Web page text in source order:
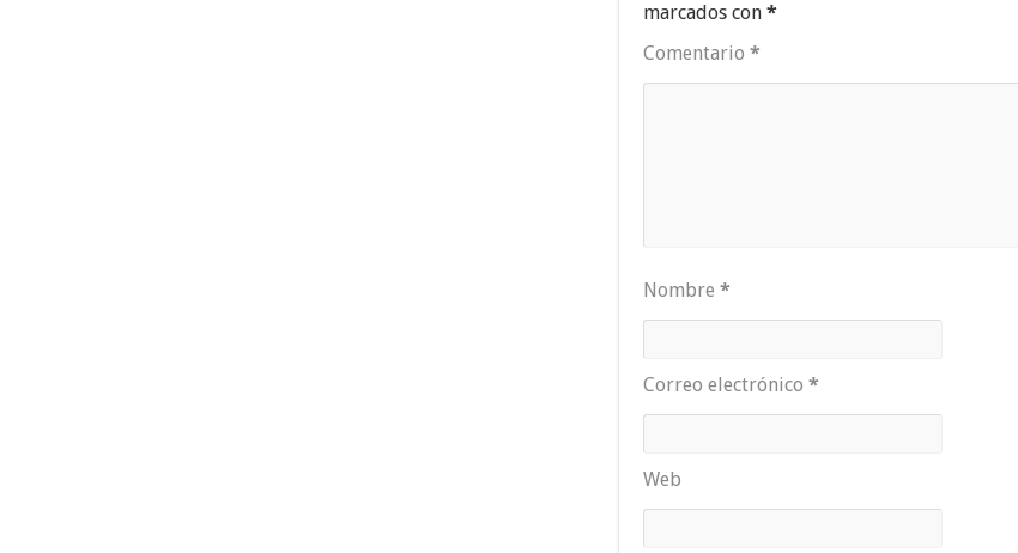
marcados con *
Comentario *
Nombre *
Correo electrónico *
Web